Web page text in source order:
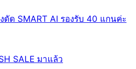
ดัด SMART AI รองรับ 40 แกนค่ะ
SALE มาแล้ว